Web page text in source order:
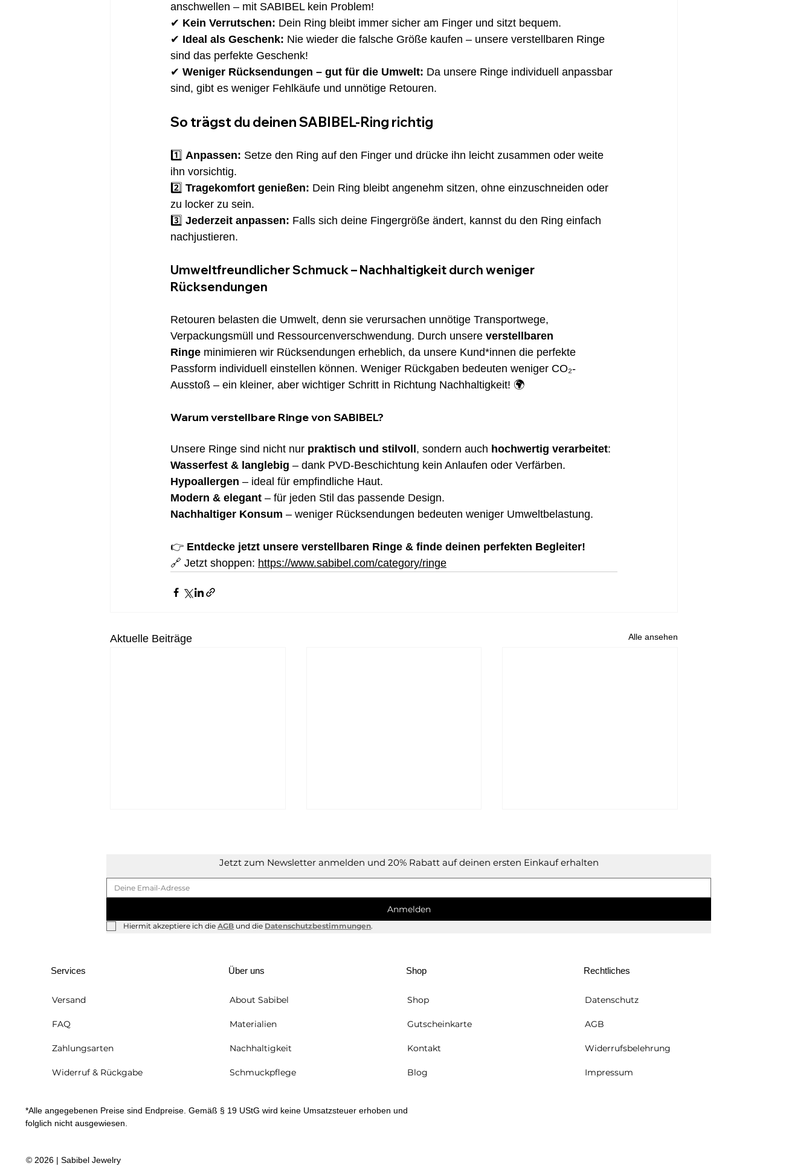
anschwellen – mit SABIBEL kein Problem!
✔ Kein Verrutschen: Dein Ring bleibt immer sicher am Finger und sitzt bequem.
✔ Ideal als Geschenk: Nie wieder die falsche Größe kaufen – unsere verstellbaren Ringe
sind das perfekte Geschenk!
✔ Weniger Rücksendungen – gut für die Umwelt: Da unsere Ringe individuell anpassbar
sind, gibt es weniger Fehlkäufe und unnötige Retouren.
So trägst du deinen SABIBEL-Ring richtig
1️⃣ Anpassen: Setze den Ring auf den Finger und drücke ihn leicht zusammen oder weite
ihn vorsichtig.
2️⃣ Tragekomfort genießen: Dein Ring bleibt angenehm sitzen, ohne einzuschneiden oder
zu locker zu sein.
3️⃣ Jederzeit anpassen: Falls sich deine Fingergröße ändert, kannst du den Ring einfach
nachjustieren.
Umweltfreundlicher Schmuck – Nachhaltigkeit durch weniger
Rücksendungen
Retouren belasten die Umwelt, denn sie verursachen unnötige Transportwege,
Verpackungsmüll und Ressourcenverschwendung. Durch unsere verstellbaren
Ringe minimieren wir Rücksendungen erheblich, da unsere Kund*innen die perfekte
Passform individuell einstellen können. Weniger Rückgaben bedeuten weniger CO₂-
Ausstoß – ein kleiner, aber wichtiger Schritt in Richtung Nachhaltigkeit! 🌍
Warum verstellbare Ringe von SABIBEL?
Unsere Ringe sind nicht nur praktisch und stilvoll , sondern auch hochwertig verarbeitet:
Wasserfest & langlebig – dank PVD-Beschichtung kein Anlaufen oder Verfärben.
Hypoallergen – ideal für empfindliche Haut.
Modern & elegant – für jeden Stil das passende Design.
Nachhaltiger Konsum – weniger Rücksendungen bedeuten weniger Umweltbelastung.
👉 Entdecke jetzt unsere verstellbaren Ringe & finde deinen perfekten Begleiter!
🔗 Jetzt shoppen: https://www.sabibel.com/category/ringe
Aktuelle Beiträge Alle ansehen
Frühling bei Sabibel –
Muttertag 2026 – Zeit,
Jetzt zum Newsletter anmelden und 20% Rabatt auf deinen ersten Einkauf erhalten
Anmelden
Hiermit akzeptiere ich die AGB und die Datenschutzbestimmungen.
Services
Versand
FAQ
Zahlungsarten
Widerruf & Rückgabe
Über uns
About Sabibel
Materialien
Nachhaltigkeit
Schmuckpflege
Shop
Shop
Gutscheinkarte
Kontakt
Blog
Rechtliches
Datenschutz
AGB
Widerrufsbelehrung
Impressum
*Alle angegebenen Preise sind Endpreise. Gemäß § 19 UStG wird keine Umsatzsteuer erhoben und
folglich nicht ausgewiesen.
© 2026 | Sabibel Jewelry